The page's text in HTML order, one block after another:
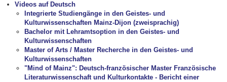
Videos auf Deutsch
Integrierte Studiengänge in den Geistes- und
Kulturwissenschaften Mainz-Dijon (zweisprachig)
Bachelor mit Lehramtsoption in den Geistes- und
Kulturwissenschaften
Master of Arts / Master Recherche in den Geistes- und
Kulturwissenschaften
"Mind of Mainz": Deutsch-französischer Master Französische
Literaturwissenschaft und Kulturkontakte - Bericht einer